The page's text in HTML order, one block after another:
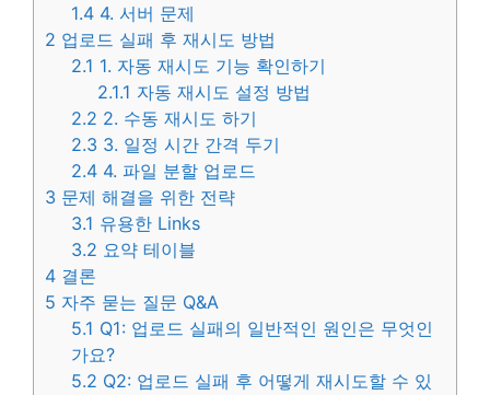
1.4 4. 서버 문제
2 업로드 실패 후 재시도 방법
2.1 1. 자동 재시도 기능 확인하기
2.1.1 자동 재시도 설정 방법
2.2 2. 수동 재시도 하기
2.3 3. 일정 시간 간격 두기
2.4 4. 파일 분할 업로드
3 문제 해결을 위한 전략
3.1 유용한 Links
3.2 요약 테이블
4 결론
5 자주 묻는 질문 Q&A
5.1 Q1: 업로드 실패의 일반적인 원인은 무엇인
가요?
5.2 Q2: 업로드 실패 후 어떻게 재시도할 수 있